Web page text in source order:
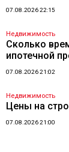
07.08.2026 22:15
Недвижимость
Сколько
ипотечной
07.08.2026 21:02
Недвижимость
Цены на
07.08.2026 21:00